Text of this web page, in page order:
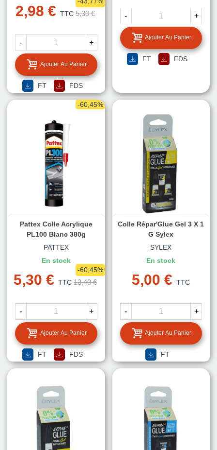
2,98 € TTC 5,30 €
- +
Ajouter Au Panier
FT FDS
- +
Ajouter Au Panier
FT FDS
-60,45%
Pattex Colle Acrylique
PL100 Blanc 380g
PATTEX
En stock
5,30 € TTC 13,40 €
-60,45%
- +
Ajouter Au Panier
FT FDS
Colle Répar'Glue Gel 3 X 1
G Sylex
SYLEX
En stock
5,00 € TTC
- +
Ajouter Au Panier
FT